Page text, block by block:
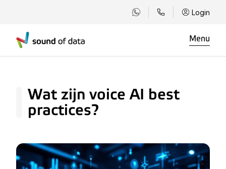
Login
Menu
Wat zijn voice AI best
practices?